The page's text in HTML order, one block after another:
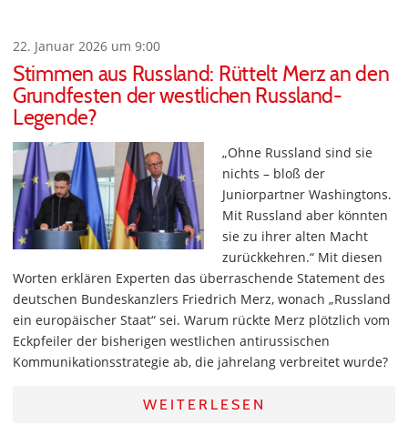
22. Januar 2026 um 9:00
Stimmen aus Russland: Rüttelt Merz an den
Grundfesten der westlichen Russland-
Legende?
„Ohne Russland sind sie
nichts – bloß der
Juniorpartner Washingtons.
Mit Russland aber könnten
sie zu ihrer alten Macht
zurückkehren.“ Mit diesen
Worten erklären Experten das überraschende Statement des
deutschen Bundeskanzlers Friedrich Merz, wonach „Russland
ein europäischer Staat“ sei. Warum rückte Merz plötzlich vom
Eckpfeiler der bisherigen westlichen antirussischen
Kommunikationsstrategie ab, die jahrelang verbreitet wurde?
WEITERLESEN